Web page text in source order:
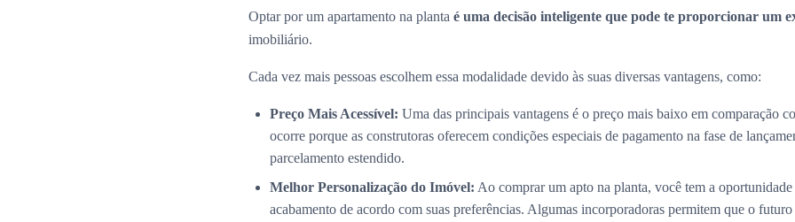
Optar por um apartamento na planta é uma decisão inteligente que pode te proporcionar um
imobiliário.
Cada vez mais pessoas escolhem essa modalidade devido às suas diversas vantagens, como:
Preço Mais Acessível: Uma das principais vantagens é o preço mais baixo em comparação
ocorre porque as construtoras oferecem condições especiais de pagamento na fase de
parcelamento estendido.
Melhor Personalização do Imóvel: Ao comprar um apto na planta, você tem a
acabamento de acordo com suas preferências. Algumas incorporadoras permitem que o